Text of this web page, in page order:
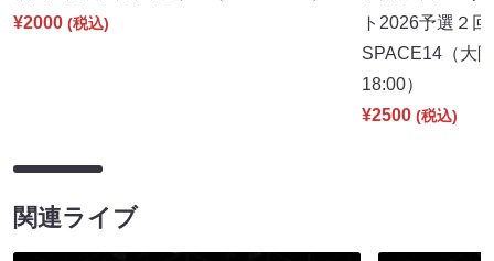
¥2000 (税込)
ト2026予選２
SPACE14（大
18:00）
¥2500 (税込)
関連ライブ